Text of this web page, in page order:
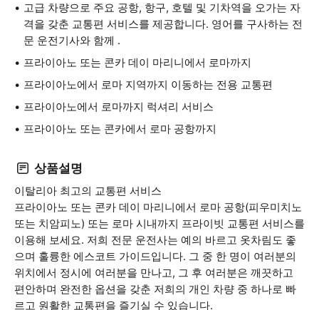
고급 차량으로 주요 공항, 항구, 호텔 및 기차역을 오가는 자
격을 갖춘 교통편 서비스를 제공합니다. 영어를 구사하는 전
문 운전기사와 함께 .
프라이아노 또는 콘카 데이 마리니에서 로마까지
프라이아노에서 로마 지역까지 이동하는 전용 교통편
프라이아노에서 로마까지 럭셔리 서비스
프라이아노 또는 콘카에서 로마 공항까지
상품설명
이탈리아 최고의 교통편 서비스
프라이아노 또는 콘카 데이 마리니에서 로마 공항(피우미치노
또는 치암피노) 또는 로마 시내까지 프라이빗 교통편 서비스를
이용해 보세요. 저희 전문 운전사는 예의 바르고 옷차림도 좋
으며 훌륭한 에스코트 가이드입니다. 그 중 한 명이 여러분의
위치에서 정시에 여러분을 만나고, 그 후 여러분은 깨끗하고
편안하며 완전한 옵션을 갖춘 저희의 개인 차량 중 하나로 빠
르고 원활한 교통편을 즐기실 수 있습니다.